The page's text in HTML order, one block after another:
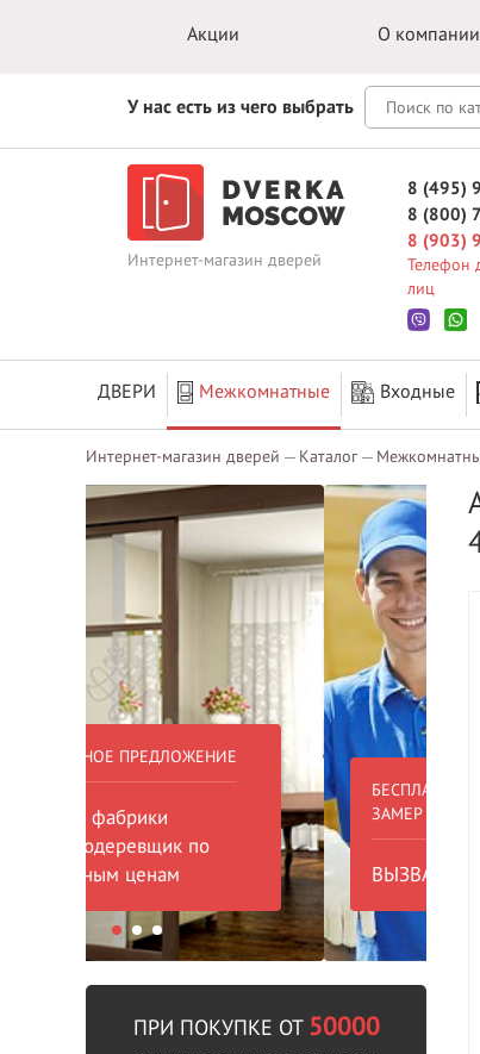
Акции О компании
У нас есть из чего выбрать
Интернет-магазин дверей
8 (495)
8 (800)
8 (903)
Телефон
лиц
ДВЕРИ Межкомнатные Входные
Интернет-магазин дверей Каталог
БЕСПЛАТНЫЙ ВЫЕЗД НА
ЗАМЕР
ВЫЗВАТЬ ЗАМЕРЩИКА
ПРИ ПОКУПКЕ ОТ 50000